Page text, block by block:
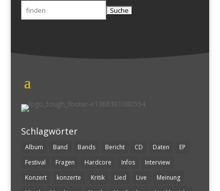
Suchen
nach:
Schlagwörter
Album Band Bands Bericht CD Daten
EP
Festival
Fragen Hardcore Infos
Interview
Konzert
konzerte Kritik Lied Live
Meinung